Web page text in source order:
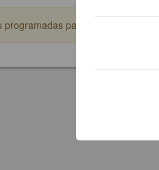
para esta película.